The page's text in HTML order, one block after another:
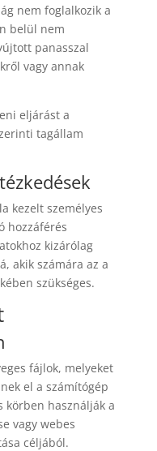
nem foglalkozik a
belül nem
panasszal
vagy annak
eljárást a
tagállam
kezelt személyes
hozzáférés
kizárólag
akik számára az a
szükséges.
fájlok, melyeket
el a számítógép
körben használják a
vagy webes
céljából.